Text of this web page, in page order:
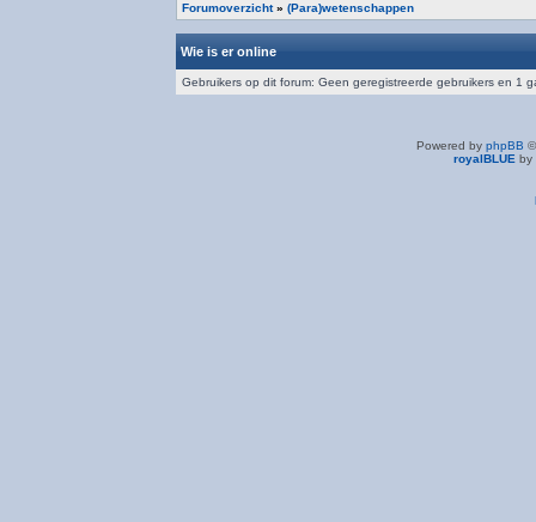
Forumoverzicht» (Para)wetenschappen
Wie is er online
Gebruikers op dit forum: Geen geregistreerde gebruikers en 1
Powered by phpBB
royalBLUE by